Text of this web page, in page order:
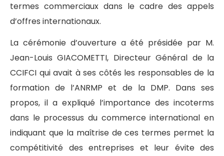
termes commerciaux dans le cadre des appels
d’offres internationaux.
La cérémonie d’ouverture a été présidée par M.
Jean-Louis GIACOMETTI, Directeur Général de la
CCIFCI qui avait à ses côtés les responsables de la
formation de l’ANRMP et de la DMP. Dans ses
propos, il a expliqué l’importance des incoterms
dans le processus du commerce international en
indiquant que la maîtrise de ces termes permet la
compétitivité des entreprises et leur évite des